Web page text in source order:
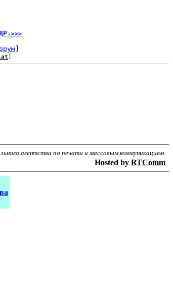
>>>
агентства по печати и массовым коммуникациям.
Hosted by RTComm